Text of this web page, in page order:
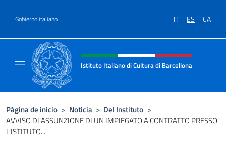
Gobierno italiano IT ES CA
Encabezado del sitio web,
Istituto Italiano di Cultura di Barcellona
Página de inicio > Noticia > Del Instituto >
AVVISO DI ASSUNZIONE DI UN IMPIEGATO A CONTRATTO PRESSO
L’ISTITUTO...